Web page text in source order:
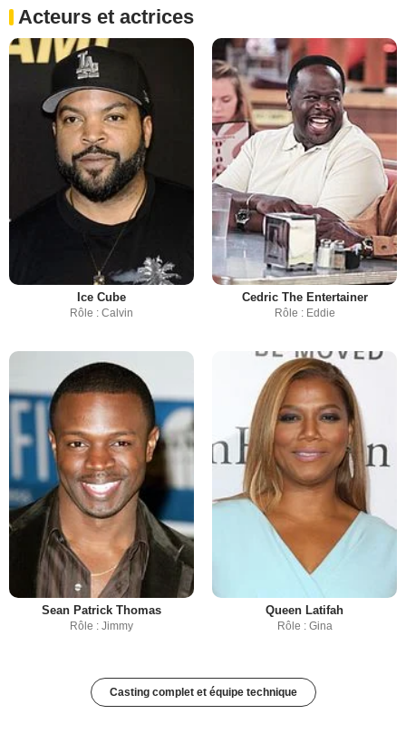
Acteurs et actrices
Ice Cube
Rôle : Calvin
Cedric The Entertainer
Rôle : Eddie
Sean Patrick Thomas
Rôle : Jimmy
Queen Latifah
Rôle : Gina
Casting complet et équipe technique